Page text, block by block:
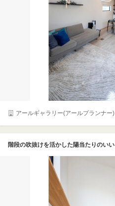
アールギャラリー(アールプランナー)